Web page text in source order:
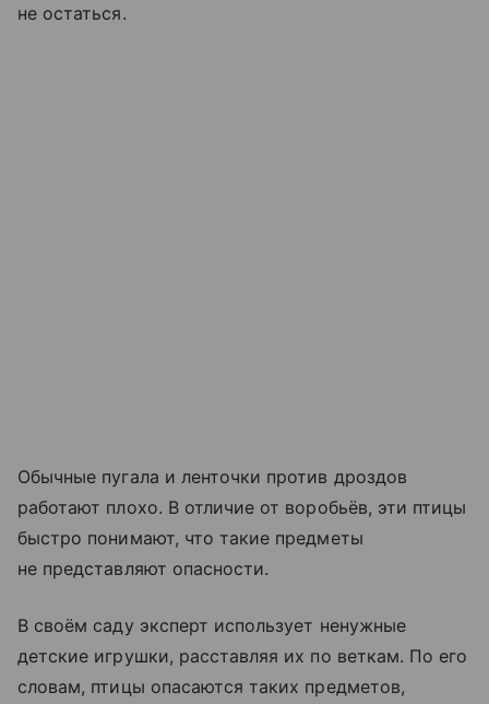
не остаться.
Обычные пугала и ленточки против дроздов
работают плохо. В отличие от воробьёв, эти птицы
быстро понимают, что такие предметы
не представляют опасности.
В своём саду эксперт использует ненужные
детские игрушки, расставляя их по веткам. По его
словам, птицы опасаются таких предметов,